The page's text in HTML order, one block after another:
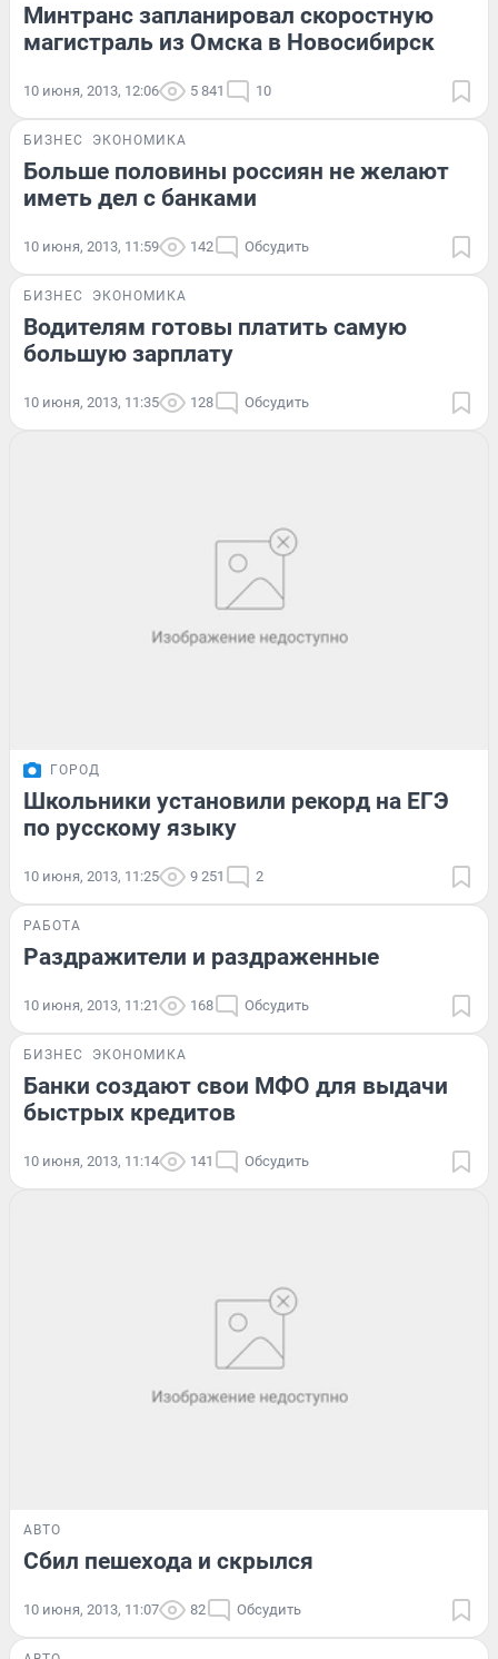
Минтранс запланировал скоростную
магистраль из Омска в Новосибирск
10 июня, 2013, 12:06 5 841 10
БИЗНЕС ЭКОНОМИКА
Больше половины россиян не желают
иметь дел с банками
10 июня, 2013, 11:59 142 Обсудить
БИЗНЕС ЭКОНОМИКА
Водителям готовы платить самую
большую зарплату
10 июня, 2013, 11:35 128 Обсудить
ГОРОД
Школьники установили рекорд на ЕГЭ
по русскому языку
10 июня, 2013, 11:25 9 251 2
РАБОТА
Раздражители и раздраженные
10 июня, 2013, 11:21 168 Обсудить
БИЗНЕС ЭКОНОМИКА
Банки создают свои МФО для выдачи
быстрых кредитов
10 июня, 2013, 11:14 141 Обсудить
АВТО
Сбил пешехода и скрылся
10 июня, 2013, 11:07 82 Обсудить